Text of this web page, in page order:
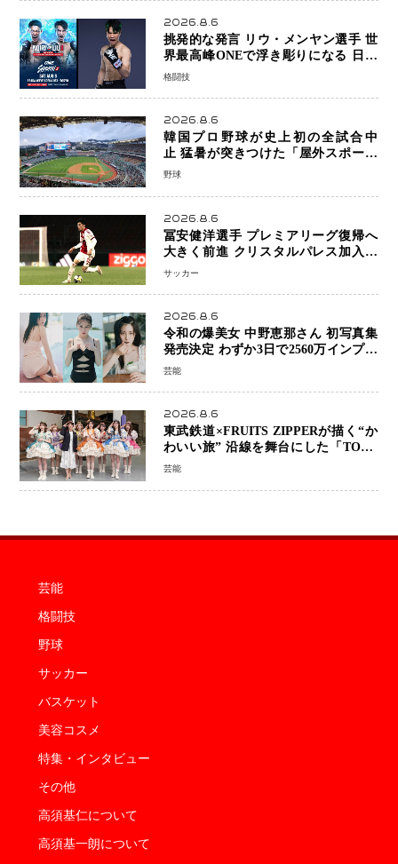
2026.8.6
挑発的な発言 リウ・メンヤン選手 世
界最高峰ONEで浮き彫りになる 日本
キックボクシングが直面する“技術
格闘技
2026.8.6
韓国プロ野球が史上初の全試合中
止 猛暑が突きつけた「屋外スポーツ
の限界」 日本発のドーム型施設時代
野球
2026.8.6
冨安健洋選手 プレミアリーグ復帰へ
大きく前進 クリスタルパレス加入目
前 メディカルチェックも通過
サッカー
2026.8.6
令和の爆美女 中野恵那さん 初写真集
発売決定 わずか3日で2560万インプレ
ッションを記録した話題の美貌を凝縮
芸能
2026.8.6
東武鉄道×FRUITS ZIPPERが描く“か
わいい旅” 沿線を舞台にした「TOBU
KAWAII PROJECT」が開幕
芸能
芸能
格闘技
野球
サッカー
バスケット
美容コスメ
特集・インタビュー
その他
高須基仁について
高須基一朗について